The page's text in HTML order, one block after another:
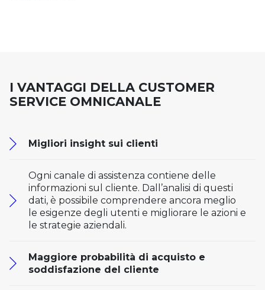
I VANTAGGI DELLA CUSTOMER
SERVICE OMNICANALE
Migliori insight sui clienti
Ogni canale di assistenza contiene delle
informazioni sul cliente. Dall’analisi di questi
dati, è possibile comprendere ancora meglio
le esigenze degli utenti e migliorare le azioni e
le strategie aziendali.
Maggiore probabilità di acquisto e
soddisfazione del cliente